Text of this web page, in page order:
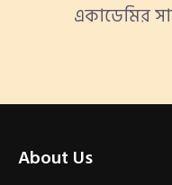
একাডেমির
About Us